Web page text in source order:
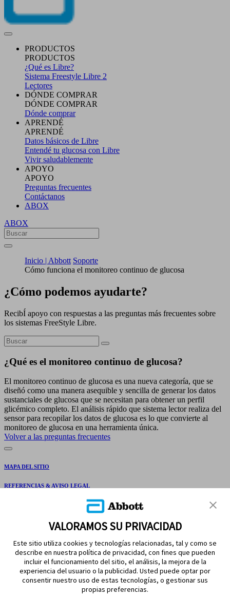
PRODUCTOS
PRODUCTOS
¿Qué es Libre?
Sistema Freestyle Libre 2
Lectores
DÓNDE COMPRAR
DÓNDE COMPRAR
Dónde comprar
APRENDÉ
APRENDÉ
Datos básicos de Libre
Entendé tu glucosa con Libre
Vivir saludablemente
APOYO
APOYO
Preguntas frecuentes
Contáctanos
ABOX
ABOX
Inicio | Abbott Soporte
Cómo funciona el monitoreo continuo de glucosa
¿Cómo podemos ayudarte?
RecibÍ apoyo con respuestas a las preguntas más frecuentes sobre
los sistemas FreeStyle Libre.
¿Qué es el monitoreo continuo de glucosa?
El monitoreo continuo de glucosa es una nueva categoría, que se
diseñó como una manera asequible y sencilla de generar los datos
sustanciales de glucosa que se necesitan para obtener un perfil
glicémico completo. El análisis rápido que sistema lector realiza del
sensor para recopilar los datos de glucosa es lo que convierte al
monitoreo de glucosa en una herramienta única.
Volver a las preguntas frecuentes
MAPA DEL SITIO
REFERENCIAS & AVISO LEGAL
VALORAMOS SU PRIVACIDAD
Este sitio utiliza cookies y tecnologías relacionadas, tal y como se
describe en nuestra política de privacidad, con fines que pueden
incluir el funcionamiento del sitio, el análisis, la mejora de la
experiencia del usuario o la publicidad. Usted puede optar por
consentir nuestro uso de estas tecnologías, o gestionar sus
propias preferencias.